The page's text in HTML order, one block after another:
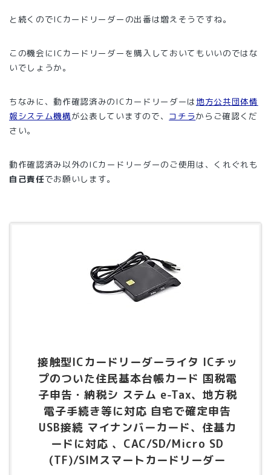
と続くのでICカードリーダーの出番は増えそうですね。
この機会にICカードリーダーを購入しておいてもいいのではな
いでしょうか。
ちなみに、動作確認済みのICカードリーダーは 地方公共団体情
報システム機構が公表していますので、 コチラからご確認くだ
さい。
動作確認済み以外のICカードリーダーのご使用は、くれぐれも
自己責任でお願いします。
接触型ICカードリーダーライタ ICチッ
プのついた住民基本台帳カード 国税電
子申告・納税シ ステム e-Tax、地方税
電子手続き等に対応 自宅で確定申告
USB接続 マイナンバーカード、住基カ
ードに対応 、CAC/SD/Micro SD
(TF)/SIMスマートカードリーダー